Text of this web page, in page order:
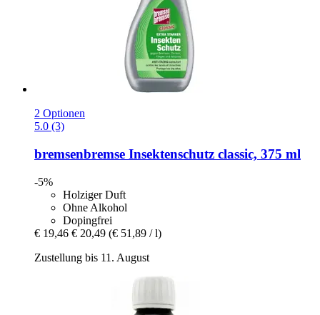
2 Optionen
5.0 (3)
bremsenbremse Insektenschutz classic, 375 ml
-5%
Holziger Duft
Ohne Alkohol
Dopingfrei
€ 19,46 € 20,49 (€ 51,89 / l)
Zustellung bis 11. August